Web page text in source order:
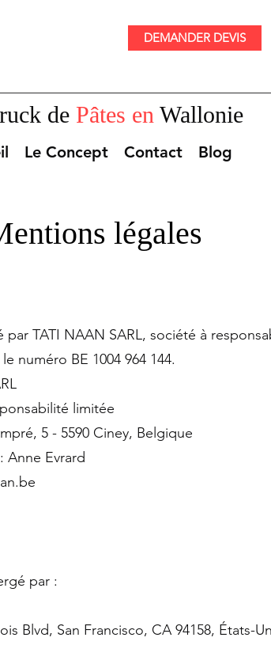
DEMANDER DEVIS
de Pâtes en Wallonie
Le Concept Contact Blog
légales
TATI NAAN SARL, société à
numéro BE 1004 964 144.
limitée
5 - 5590 Ciney, Belgique
Anne Evrard
par :
Blvd, San Francisco, CA 94158, États-